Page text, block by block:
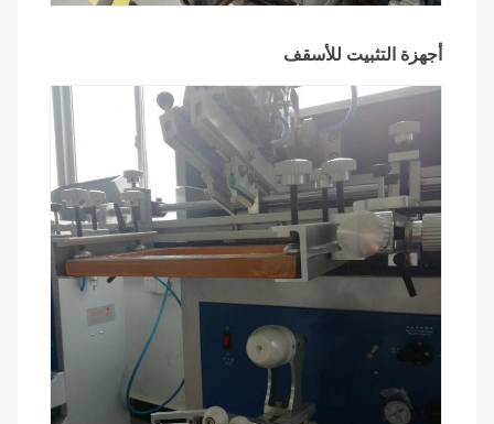
أجهزة التثبيت للأسقف